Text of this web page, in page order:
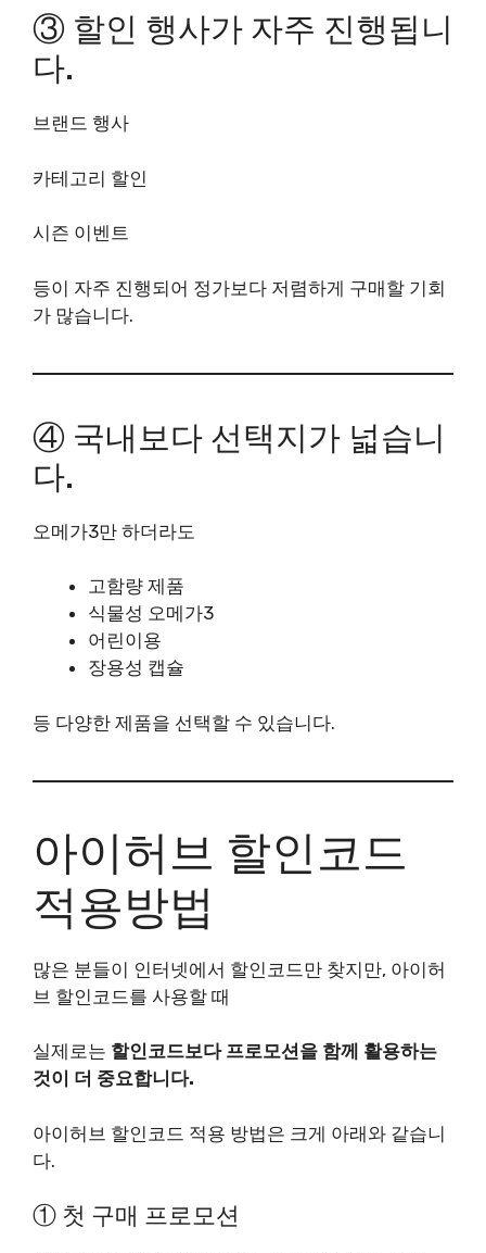
③ 할인 행사가 자주 진행됩니
다.
브랜드 행사
카테고리 할인
시즌 이벤트
등이 자주 진행되어 정가보다 저렴하게 구매할 기회
가 많습니다.
④ 국내보다 선택지가 넓습니
다.
오메가3만 하더라도
고함량 제품
식물성 오메가3
어린이용
장용성 캡슐
등 다양한 제품을 선택할 수 있습니다.
아이허브 할인코드
적용방법
많은 분들이 인터넷에서 할인코드만 찾지만, 아이허
브 할인코드를 사용할 때
실제로는 할인코드보다 프로모션을 함께 활용하는
것이 더 중요합니다.
아이허브 할인코드 적용 방법은 크게 아래와 같습니
다.
① 첫 구매 프로모션